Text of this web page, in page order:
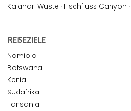
Kalahari Wüste · Fischfluss Canyon ·
REISEZIELE
Namibia
Botswana
Kenia
Südafrika
Tansania